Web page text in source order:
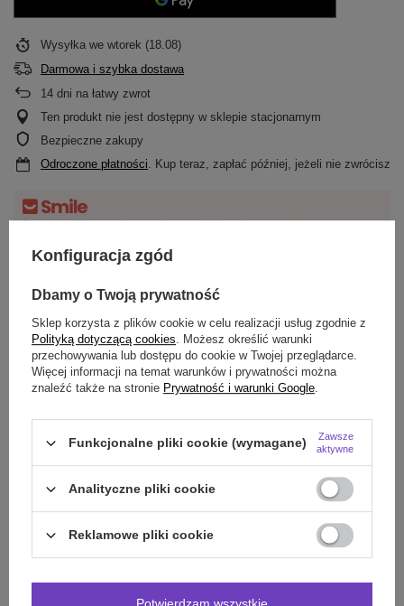
Wysyłka we wtorek (18.08)
Darmowa i szybka dostawa
14 dni na łatwy zwrot
Ten produkt nie jest dostępny w sklepie stacjonarnym
Bezpieczne zakupy
Odroczone płatności. Kup teraz, zapłać później, jeżeli nie zwrócisz
Darmowa dostawa do paczkomatu lub punktu
darmoWięcej informacji.
OPIS
SZCZEGÓŁOWE DANE
Potrzebujesz pomocy? Masz pytania?
najciekawsze pytania i odpowiedzi publikując
Zadaj pytanie
Konfiguracja zgód
Dbamy o Twoją prywatność
Sklep korzysta z plików cookie w celu realizacji usług zgodnie z
Polityką dotyczącą cookies. Możesz określić warunki
przechowywania lub dostępu do cookie w Twojej przeglądarce.
Więcej informacji na temat warunków i prywatności można
znaleźć także na stronie Prywatność i warunki Google.
Funkcjonalne pliki cookie (wymagane)
Zawsze
aktywne
Analityczne pliki cookie
Reklamowe pliki cookie
Potwierdzam wszystkie